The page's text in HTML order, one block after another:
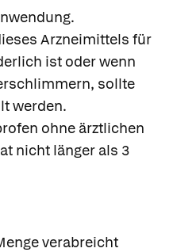
Arzneimittels für
ist oder wenn
sollte
werden.
ohne ärztlichen
nicht länger als 3
verabreicht